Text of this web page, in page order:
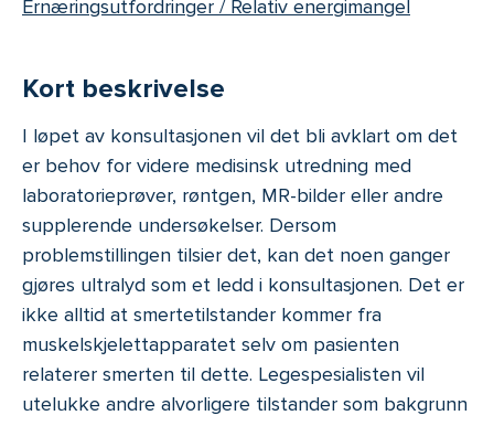
Ernæringsutfordringer / Relativ energimangel
Kort beskrivelse
I løpet av konsultasjonen vil det bli avklart om det
er behov for videre medisinsk utredning med
laboratorieprøver, røntgen, MR-bilder eller andre
supplerende undersøkelser. Dersom
problemstillingen tilsier det, kan det noen ganger
gjøres ultralyd som et ledd i konsultasjonen. Det er
ikke alltid at smertetilstander kommer fra
muskelskjelettapparatet selv om pasienten
relaterer smerten til dette. Legespesialisten vil
utelukke andre alvorligere tilstander som bakgrunn